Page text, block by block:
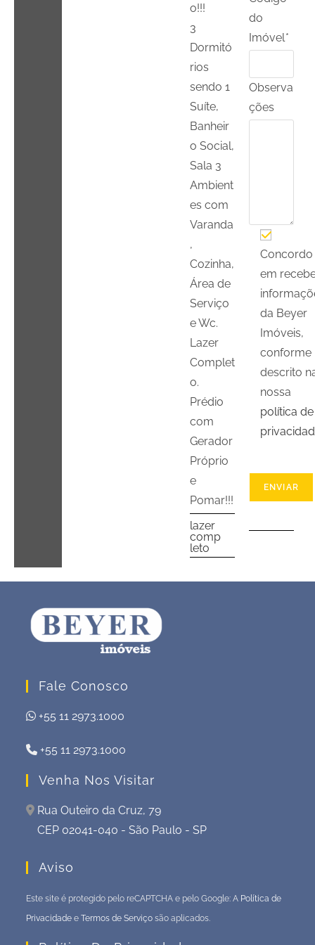
o!!!
3
Dormitó
rios
sendo 1
Suíte,
Banheir
o Social,
Sala 3
Ambient
es com
Varanda
,
Cozinha,
Área de
Serviço
e Wc.
Lazer
Complet
o.
Prédio
com
Gerador
Próprio
e
Pomar!!!
lazer
comp
leto
do
Imóvel*
Observa
ções
Concordo
em
da Beyer
Imóveis,
conforme
descrito
nossa
política de
Fale Conosco
+55 11 2973.1000
+55 11 2973.1000
Venha Nos Visitar
Rua Outeiro da Cruz, 79
CEP 02041-040 - São Paulo - SP
Aviso
Este site é protegido pelo reCAPTCHA e pelo Google: A Política de
Privacidade eTermos de Serviço são aplicados.